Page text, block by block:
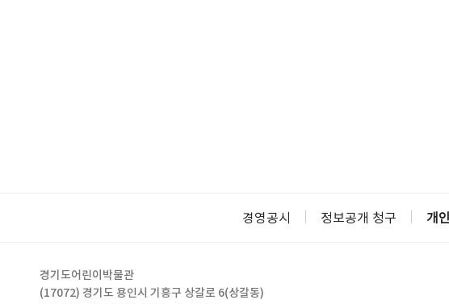
경영공시 정보공개 청구 개
경기도어린이박물관
(17072) 경기도 용인시 기흥구 상갈로 6(상갈동)